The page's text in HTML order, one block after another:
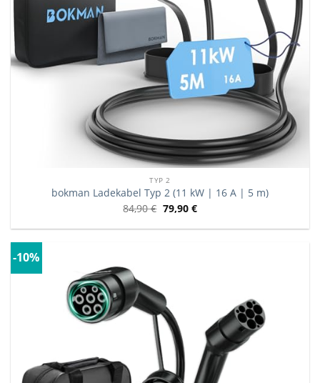
TYP 2
bokman Ladekabel Typ 2 (11 kW | 16 A | 5 m)
84,90€ 79,90 €
-10%